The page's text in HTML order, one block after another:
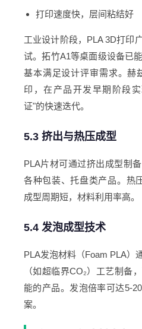
打印速度快，层间粘结好
工业设计阶段，PLA 3D打印
试。拓竹A1等桌面级设备已
基本满足设计评审需求。赫
印，在产品开发早期阶段
证"的快速迭代。
5.3 挤出与热压成型
PLA片材可通过挤出成型制
各种包装、托盘类产品。热
成型周期短，材料利用率高。
5.4 发泡成型技术
PLA发泡材料（Foam PLA）
（如超临界CO₂）工艺制备
能的产品。发泡倍率可达5-
案。